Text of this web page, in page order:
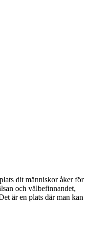
dit människor åker för
och välbefinnandet,
är en plats där man kan